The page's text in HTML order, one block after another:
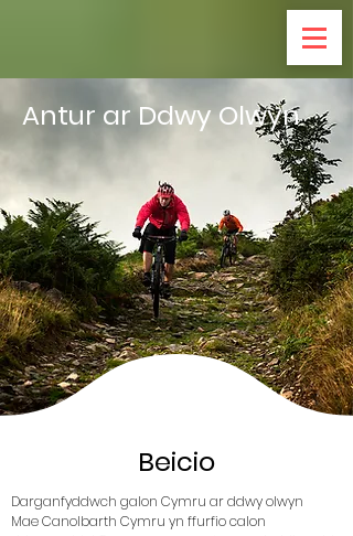
Antur ar Ddwy Olwyn
Beicio
Darganfyddwch galon Cymru ar ddwy olwyn
Mae Canolbarth Cymru yn ffurfio calon